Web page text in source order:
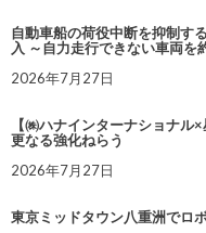
自動車船の荷役中断を抑制す
入 ～自力走行できない車両を
2026年7月27日
【㈱ハナインターナショナ
更なる強化ねらう
2026年7月27日
東京ミッドタウン八重洲でロ